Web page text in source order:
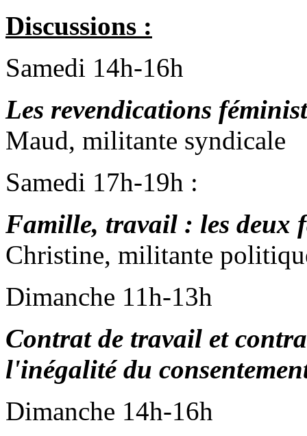
Discussions :
Samedi 14h-16h
Les revendications
Maud, militante syndicale
Samedi 17h-19h :
Famille, travail : les deux
Christine, militante
Dimanche 11h-13h
Contrat de travail et
l'inégalité du
Dimanche 14h-16h